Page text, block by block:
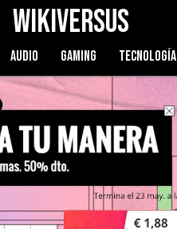
WikiVersus
AUDIO GAMING TECNOLOGÍA